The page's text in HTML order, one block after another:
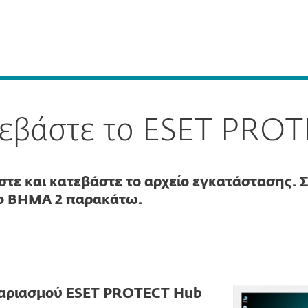
το ESET
και κατεβάστε το αρχείο εγκατάστασης.
BHMA 2 παρακάτω.
ESET PROTECT Hub